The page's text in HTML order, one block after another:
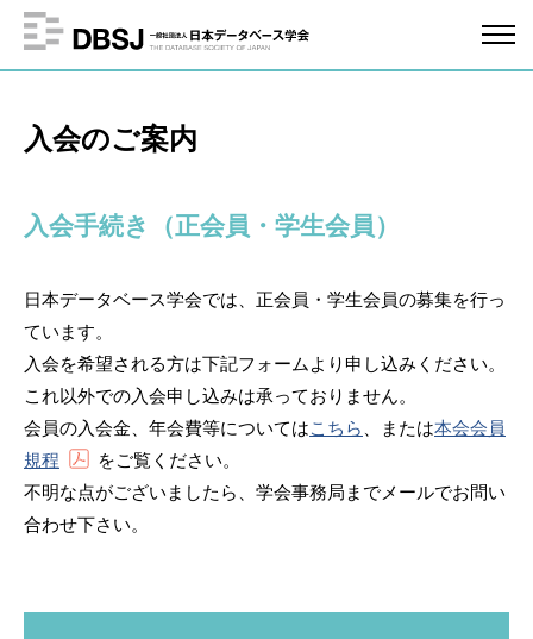
入会のご案内
入会手続き（正会員・学生会員）
日本データベース学会では、正会員・学生会員の募集を行っ
ています。
入会を希望される方は下記フォームより申し込みください。
これ以外での入会申し込みは承っておりません。
会員の入会金、年会費等についてはこちら 、または本会会員
規程
をご覧ください。
不明な点がございましたら、学会事務局までメールでお問い
合わせ下さい。